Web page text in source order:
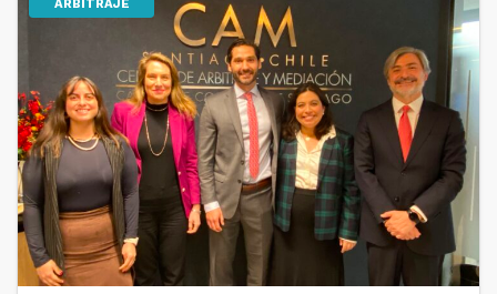
ARBITRAJE